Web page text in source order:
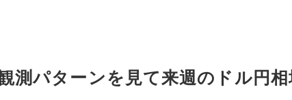
測パターンを見て来週のドル円